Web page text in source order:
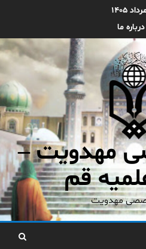
درباره ما
مهدویت –
قم
مهدویت